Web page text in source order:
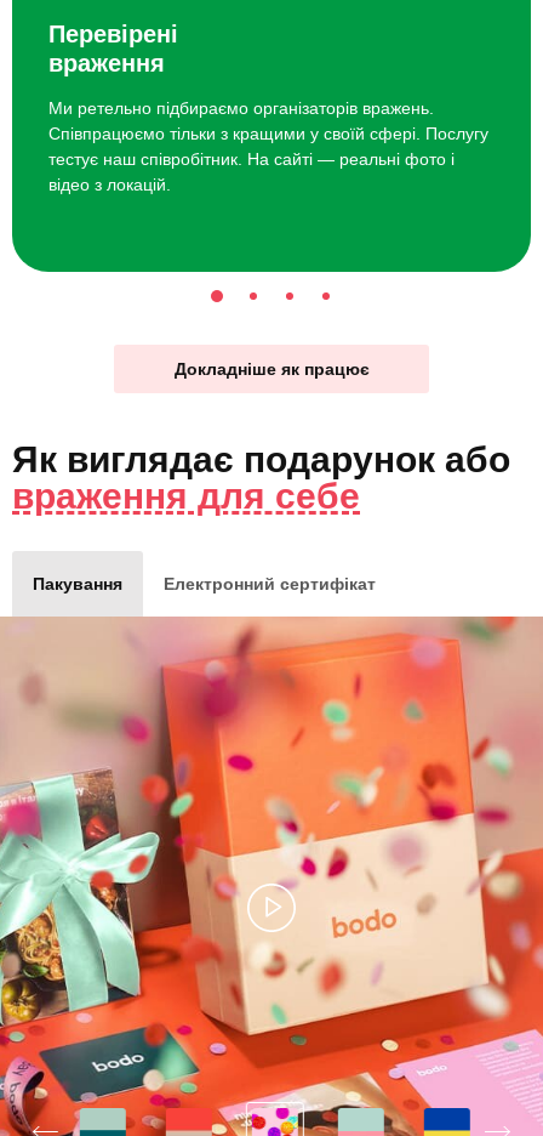
Перевірені
враження
Ми ретельно підбираємо організаторів вражень.
Співпрацюємо тільки з кращими у своїй сфері. Послугу
тестує наш співробітник. На сайті — реальні фото і
відео з локацій.
Докладніше як працює
Як виглядає подарунок або
враження для себе
Пакування Електронний сертифікат